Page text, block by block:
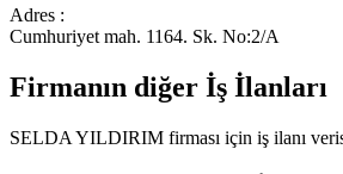
Adres :
Cumhuriyet mah. 1164. Sk. No:2/A
Firmanın diğer İş İlanları
SELDA YILDIRIM firması için iş ilanı